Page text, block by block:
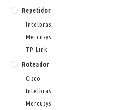
Repetidor
Intelbras
Mercusys
TP-Link
Roteador
Cisco
Intelbras
Mercusys